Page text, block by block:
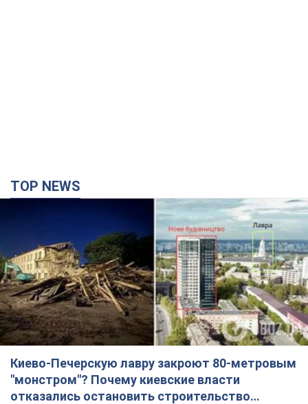
TOP NEWS
Киево-Печерскую лавру закроют 80-метровым
"монстром"? Почему киевские власти
отказались остановить строительство